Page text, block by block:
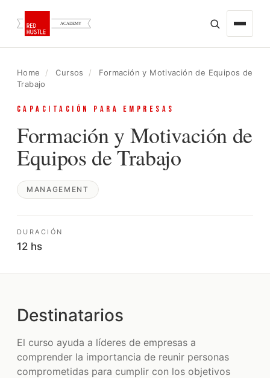
BUSCAR ×
HOME
CURSOS ONLINE EN VIVO
ATENCIÓN AL CLIENTE
CREATIVIDAD
POWER BI
MARKETING
MERCADO LIBRE
REDACCIÓN
Home / Cursos /
Formación y Motivación de Equipos de
Trabajo
CAPACITACIÓN PARA EMPRESAS
Formación y Motivación de
Equipos de Trabajo
MANAGEMENT
DURACIÓN
12 hs
Destinatarios
El curso ayuda a líderes de empresas a
comprender la importancia de reunir personas
comprometidas para cumplir con los objetivos